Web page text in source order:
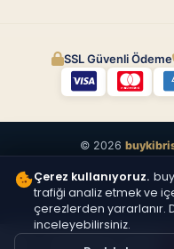
SSL Güvenli Ödeme
© 2026
Çerez kullanıyoruz.
trafiği analiz etmek ve
çerezlerden yararlanır.
inceleyebilirsiniz.